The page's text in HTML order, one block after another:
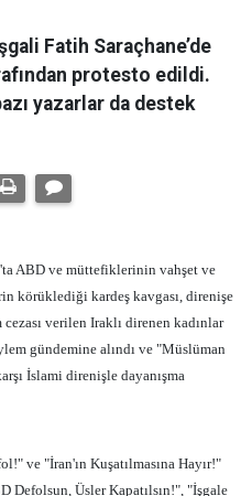
Fatih Saraçhane’de
protesto edildi.
yazarlar da destek
ABD ve müttefiklerinin vahşet ve
körüklediği kardeş kavgası, direnişe
verilen Iraklı direnen kadınlar
gündemine alındı ve "Müslüman
İslami direnişle dayanışma
ve "İran'ın Kuşatılmasına Hayır!"
Defolsun, Üsler Kapatılsın!", "İşgale